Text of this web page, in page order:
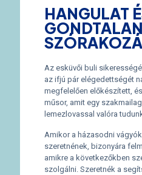
HANGULAT
GONDTALAN
Az esküvői buli
az ifjú pár elégedettségét
megfelelően előkészített,
műsor, amit egy
lemezlovassal valóra
Amikor a házasodni vágyók
szeretnének, bizonyára
amikre a következőkben
szolgálni. Szeretnék a